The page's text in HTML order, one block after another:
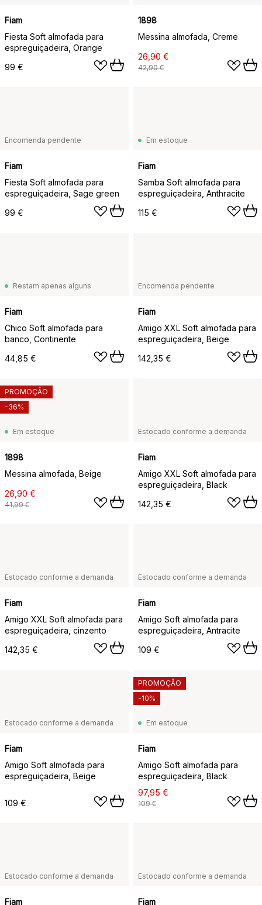
Fiam
Fiesta Soft almofada para
espreguiçadeira, Orange
99 €
1898
Messina almofada, Creme
26,90 €
42,90 €
Encomenda pendente
Fiam
Fiesta Soft almofada para
espreguiçadeira, Sage green
99 €
Em estoque
Fiam
Samba Soft almofada para
espreguiçadeira, Anthracite
115 €
Restam apenas alguns
Fiam
Chico Soft almofada para
banco, Continente
44,85 €
Encomenda pendente
Fiam
Amigo XXL Soft almofada para
espreguiçadeira, Beige
142,35 €
Em estoque
1898
Messina almofada, Beige
26,90 €
41,99 €
PROMOÇÃO
-36%
Estocado conforme a demanda
Fiam
Amigo XXL Soft almofada para
espreguiçadeira, Black
142,35 €
Estocado conforme a demanda
Fiam
Amigo XXL Soft almofada para
espreguiçadeira, cinzento
142,35 €
Estocado conforme a demanda
Fiam
Amigo Soft almofada para
espreguiçadeira, Antracite
109 €
Estocado conforme a demanda
Fiam
Amigo Soft almofada para
espreguiçadeira, Beige
109 €
Em estoque
Fiam
Amigo Soft almofada para
espreguiçadeira, Black
97,95 €
109 €
PROMOÇÃO
-10%
Estocado conforme a demanda
Fiam
Estocado conforme a demanda
Fiam